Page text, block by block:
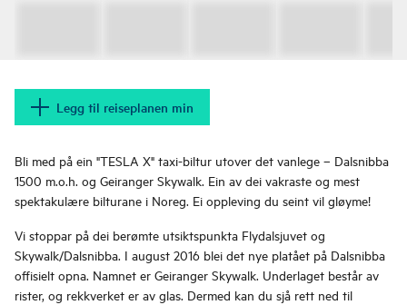
Legg til reiseplanen min
Bli med på ein "TESLA X" taxi-biltur utover det vanlege – Dalsnibba
1500 m.o.h. og Geiranger Skywalk. Ein av dei vakraste og mest
spektakulære bilturane i Noreg. Ei oppleving du seint vil gløyme!
Vi stoppar på dei berømte utsiktspunkta Flydalsjuvet og
Skywalk/Dalsnibba. I august 2016 blei det nye platået på Dalsnibba
offisielt opna. Namnet er Geiranger Skywalk. Underlaget består av
rister, og rekkverket er av glas. Dermed kan du sjå rett ned til